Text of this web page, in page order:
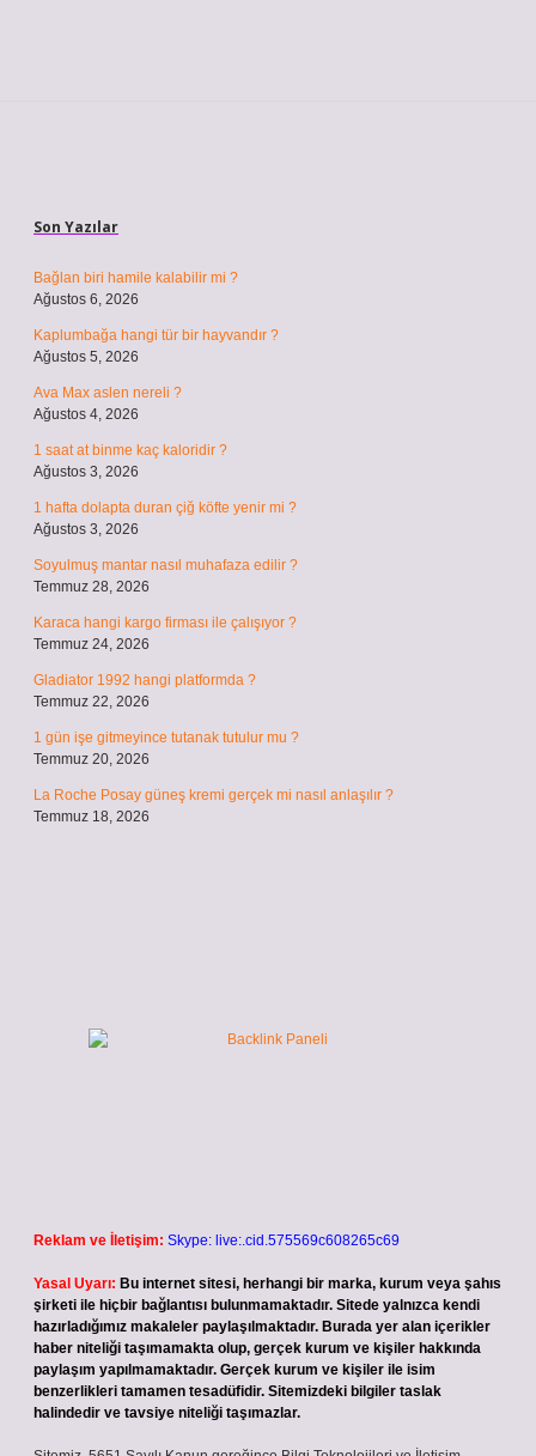
Son Yazılar
Bağlan biri hamile kalabilir mi ?
Ağustos 6, 2026
Kaplumbağa hangi tür bir hayvandır ?
Ağustos 5, 2026
Ava Max aslen nereli ?
Ağustos 4, 2026
1 saat at binme kaç kaloridir ?
Ağustos 3, 2026
1 hafta dolapta duran çiğ köfte yenir mi ?
Ağustos 3, 2026
Soyulmuş mantar nasıl muhafaza edilir ?
Temmuz 28, 2026
Karaca hangi kargo firması ile çalışıyor ?
Temmuz 24, 2026
Gladiator 1992 hangi platformda ?
Temmuz 22, 2026
1 gün işe gitmeyince tutanak tutulur mu ?
Temmuz 20, 2026
La Roche Posay güneş kremi gerçek mi nasıl anlaşılır ?
Temmuz 18, 2026
Reklam ve İletişim: Skype: live:.cid.575569c608265c69
Yasal Uyarı: Bu internet sitesi, herhangi bir marka, kurum veya şahıs
şirketi ile hiçbir bağlantısı bulunmamaktadır. Sitede yalnızca kendi
hazırladığımız makaleler paylaşılmaktadır. Burada yer alan içerikler
haber niteliği taşımamakta olup, gerçek kurum ve kişiler hakkında
paylaşım yapılmamaktadır. Gerçek kurum ve kişiler ile isim
benzerlikleri tamamen tesadüfidir. Sitemizdeki bilgiler taslak
halindedir ve tavsiye niteliği taşımazlar.